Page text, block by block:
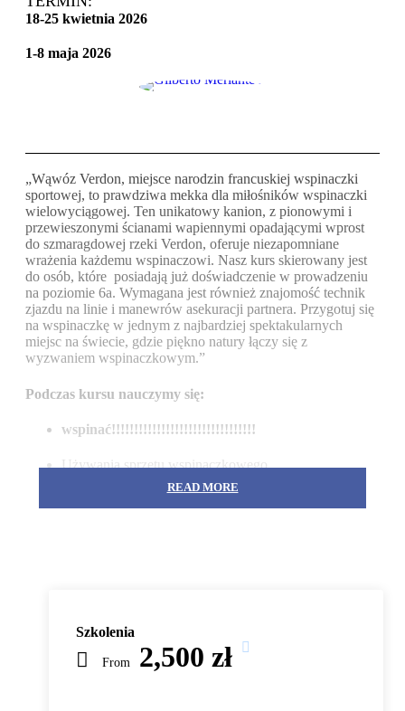
Szkolenia
From 2,500 zł
18-25 kwietnia 2026
1-8 maja 2026
„Wąwóz Verdon, miejsce narodzin francuskiej wspinaczki
sportowej, to prawdziwa mekka dla miłośników wspinaczki
wielowyciągowej. Ten unikatowy kanion, z pionowymi i
przewieszonymi ścianami wapiennymi opadającymi wprost
do szmaragdowej rzeki Verdon, oferuje niezapomniane
wrażenia każdemu wspinaczowi. Nasz kurs skierowany jest
do osób, które posiadają już doświadczenie w prowadzeniu
na poziomie 6a. Wymagana jest również znajomość technik
zjazdu na linie i manewrów asekuracji partnera. Przygotuj się
na wspinaczkę w jednym z najbardziej spektakularnych
miejsc na świecie, gdzie piękno natury łączy się z
wyzwaniem wspinaczkowym.”
Podczas kursu nauczymy się:
wspinać!!!!!!!!!!!!!!!!!!!!!!!!!!!!!!!!
Używania sprzętu wspinaczkowego,
Strategii i taktyk wspinaczkowych,
Podstaw techniki wspinania,
Prowadzenia na obitych drogach wielowyciągowych.
Jakie są główne zasady i na co należy zwracać uwagę
podczas treningu wspinaczkowego,
Historii wspinania
READ MORE